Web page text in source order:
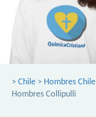
> Chile > Hombres Chile
Hombres Collipulli